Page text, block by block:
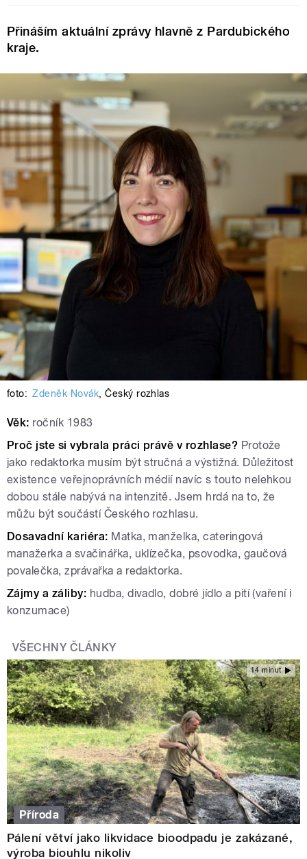
Přináším aktuální zprávy hlavně z Pardubického
kraje.
foto: Zdeněk Novák,Český rozhlas
Věk: ročník 1983
Proč jste si vybrala práci právě v rozhlase? Protože
jako redaktorka musím být stručná a výstižná. Důležitost
existence veřejnoprávních médií navíc s touto nelehkou
dobou stále nabývá na intenzitě. Jsem hrdá na to, že
můžu být součástí Českého rozhlasu.
Dosavadní kariéra: Matka, manželka, cateringová
manažerka a svačinářka, uklízečka, psovodka, gaučová
povalečka, zprávařka a redaktorka.
Zájmy a záliby: hudba, divadlo, dobré jídlo a pití (vaření i
konzumace)
VŠECHNY ČLÁNKY
14 minut
Příroda
Pálení větví jako likvidace bioodpadu je zakázané,
výroba biouhlu nikoliv